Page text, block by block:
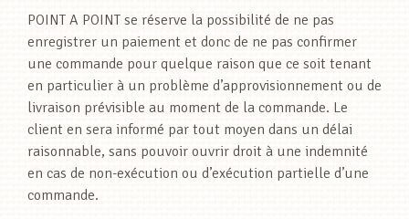
POINT A POINT se réserve la possibilité de ne pas
enregistrer un paiement et donc de ne pas confirmer
une commande pour quelque raison que ce soit tenant
en particulier à un problème d’approvisionnement ou de
livraison prévisible au moment de la commande. Le
client en sera informé par tout moyen dans un délai
raisonnable, sans pouvoir ouvrir droit à une indemnité
en cas de non-exécution ou d’exécution partielle d’une
commande.